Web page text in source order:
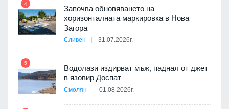
4
Започва обновяването на
хоризонталната маркировка в Нова
Загора
Сливен 31.07.2026г.
5
Водолази издирват мъж, паднал от джет
в язовир Доспат
Смолян 01.08.2026г.